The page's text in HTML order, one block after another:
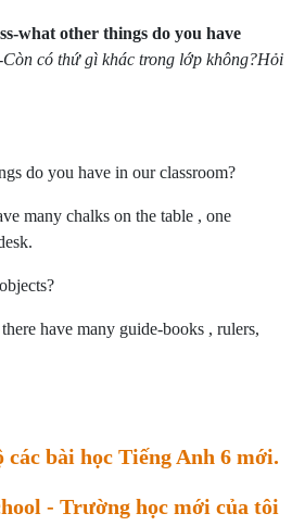
what other things do you have
có thứ gì khác trong lớp không?Hỏi
do you have in our classroom?
many chalks on the table , one
have many guide-books , rulers,
các bài học Tiếng Anh 6 mới.
- Trường học mới của tôi